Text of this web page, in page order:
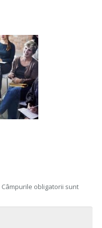
Câmpurile obligatorii sunt